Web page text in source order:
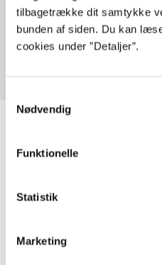
tilbagetrække dit samtykke
bunden af siden. Du kan
cookies under ”Detaljer”.
Nødvendig
Funktionelle
Statistik
Marketing
Artikler med samme
Fra